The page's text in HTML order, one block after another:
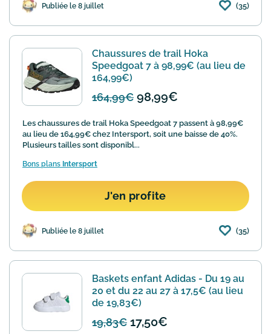
Publiée le 8 juillet (35)
Chaussures de trail Hoka
Speedgoat 7 à 98,99€ (au lieu de
164,99€)
164,99€ 98,99€
Les chaussures de trail Hoka Speedgoat 7 passent à 98,99€
au lieu de 164,99€ chez Intersport, soit une baisse de 40%.
Plusieurs tailles sont disponibl...
Bons plans Intersport
J'en profite
Publiée le 8 juillet (35)
Baskets enfant Adidas - Du 19 au
20 et du 22 au 27 à 17,5€ (au lieu
de 19,83€)
19,83€ 17,50€